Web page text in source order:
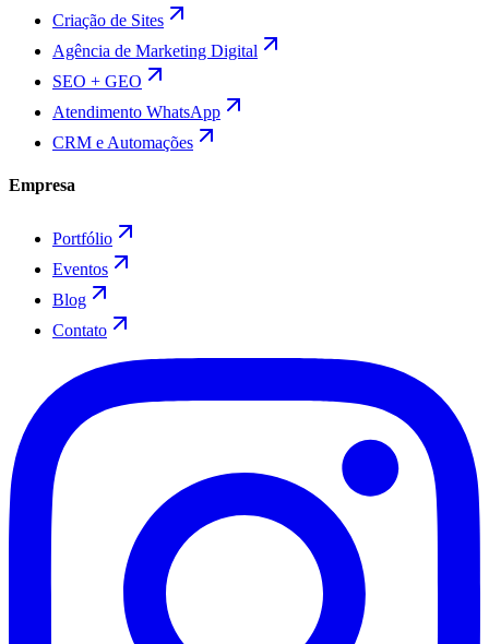
Criação de Sites
Agência de Marketing Digital
SEO + GEO
Atendimento WhatsApp
CRM e Automações
Empresa
Portfólio
Eventos
Blog
Contato